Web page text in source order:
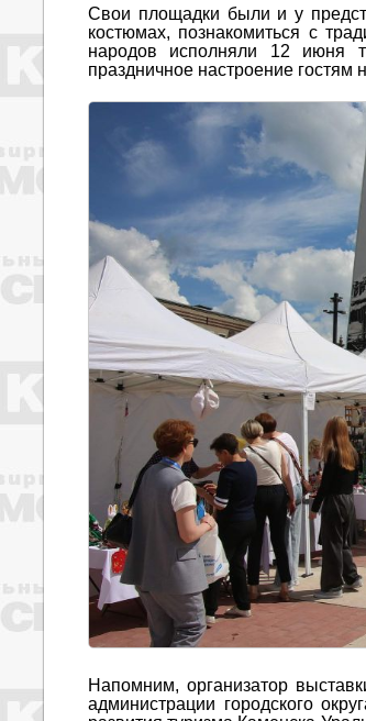
Свои площадки были и у
костюмах, познакомиться с
народов исполняли 12 июня
праздничное настроение гостям
Напомним, организатор
администрации городского